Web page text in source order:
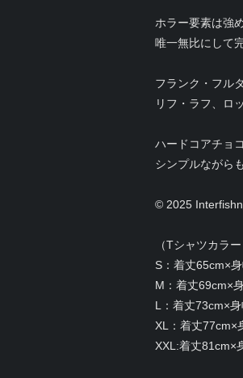
ホラー要素は強
唯一無比にして
フランク・フル
リフ・ラフ、ロ
ハードコアチョ
シンプルながら
© 2025
（Tシャツカラ
S：着丈65cm×
M：着丈69cm×
L：着丈73cm×
XL：着丈77cm×
XXL:着丈81cm×